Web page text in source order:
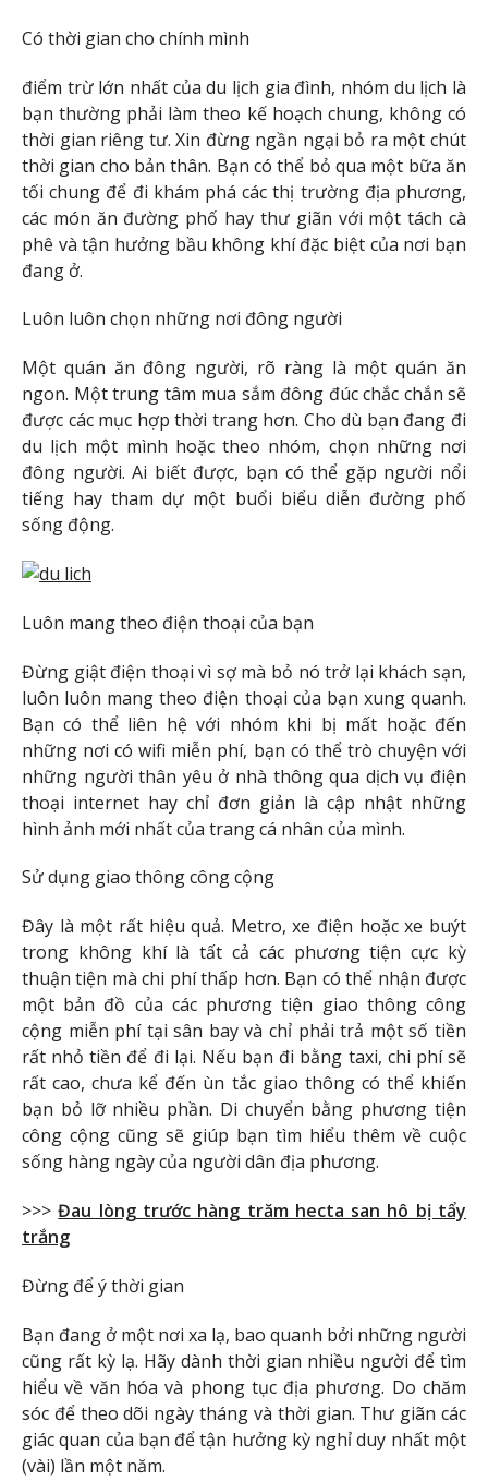
Có thời gian cho chính mình
điểm trừ lớn nhất của du lịch gia đình, nhóm du lịch là
bạn thường phải làm theo kế hoạch chung, không có
thời gian riêng tư. Xin đừng ngần ngại bỏ ra một chút
thời gian cho bản thân. Bạn có thể bỏ qua một bữa ăn
tối chung để đi khám phá các thị trường địa phương,
các món ăn đường phố hay thư giãn với một tách cà
phê và tận hưởng bầu không khí đặc biệt của nơi bạn
đang ở.
Luôn luôn chọn những nơi đông người
Một quán ăn đông người, rõ ràng là một quán ăn
ngon. Một trung tâm mua sắm đông đúc chắc chắn sẽ
được các mục hợp thời trang hơn. Cho dù bạn đang đi
du lịch một mình hoặc theo nhóm, chọn những nơi
đông người. Ai biết được, bạn có thể gặp người nổi
tiếng hay tham dự một buổi biểu diễn đường phố
sống động.
Luôn mang theo điện thoại của bạn
Đừng giật điện thoại vì sợ mà bỏ nó trở lại khách sạn,
luôn luôn mang theo điện thoại của bạn xung quanh.
Bạn có thể liên hệ với nhóm khi bị mất hoặc đến
những nơi có wifi miễn phí, bạn có thể trò chuyện với
những người thân yêu ở nhà thông qua dịch vụ điện
thoại internet hay chỉ đơn giản là cập nhật những
hình ảnh mới nhất của trang cá nhân của mình.
Sử dụng giao thông công cộng
Đây là một rất hiệu quả. Metro, xe điện hoặc xe buýt
trong không khí là tất cả các phương tiện cực kỳ
thuận tiện mà chi phí thấp hơn. Bạn có thể nhận được
một bản đồ của các phương tiện giao thông công
cộng miễn phí tại sân bay và chỉ phải trả một số tiền
rất nhỏ tiền để đi lại. Nếu bạn đi bằng taxi, chi phí sẽ
rất cao, chưa kể đến ùn tắc giao thông có thể khiến
bạn bỏ lỡ nhiều phần. Di chuyển bằng phương tiện
công cộng cũng sẽ giúp bạn tìm hiểu thêm về cuộc
sống hàng ngày của người dân địa phương.
>>>Đau lòng trước hàng trăm hecta san hô bị tẩy
trắng
Đừng để ý thời gian
Bạn đang ở một nơi xa lạ, bao quanh bởi những người
cũng rất kỳ lạ. Hãy dành thời gian nhiều người để tìm
hiểu về văn hóa và phong tục địa phương. Do chăm
sóc để theo dõi ngày tháng và thời gian. Thư giãn các
giác quan của bạn để tận hưởng kỳ nghỉ duy nhất một
(vài) lần một năm.